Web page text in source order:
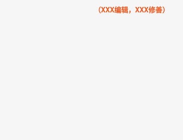
（XXX编辑，XXX修善）